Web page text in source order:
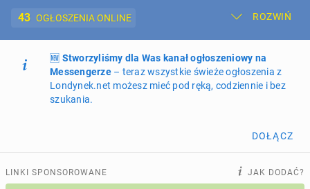
43 OGŁOSZENIA ONLINE ROZWIŃ
Dodaj ogłoszenie Moje ogłoszenia
Oferta i cennik ogłoszeń
ogłoszeń online
🆕 Stworzyliśmy dla Was kanał ogłoszeniowy na
Messengerze– teraz wszystkie świeże ogłoszenia z
Londynek.net możesz mieć pod ręką, codziennie i bez
szukania.
DOŁĄCZ
LINKI SPONSOROWANE JAK DODAĆ?